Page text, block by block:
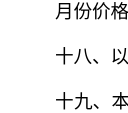
月份价
十八、
十九、